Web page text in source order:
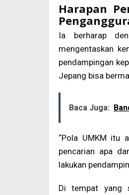
Harapan
Ia berharap
mengentaskan
pendampingan
Jepang bisa
Baca Juga:
“Pola UMKM itu
pencarian apa
lakukan
Di tempat yang